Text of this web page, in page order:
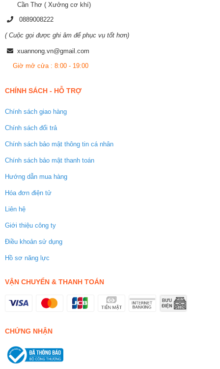
Cần Thơ ( Xưởng cơ khí)
0889008222
( Cuộc gọi được ghi âm để phục vụ tốt hơn)
xuannong.vn@gmail.com
Giờ mở cửa : 8:00 - 19:00
CHÍNH SÁCH - HỖ TRỢ
Chính sách giao hàng
Chính sách đổi trả
Chính sách bảo mật thông tin cá nhân
Chính sách bảo mật thanh toán
Hướng dẫn mua hàng
Hóa đơn điện tử
Liên hệ
Giới thiệu công ty
Điều khoản sử dụng
Hồ sơ năng lực
VẬN CHUYỂN & THANH TOÁN
CHỨNG NHẬN